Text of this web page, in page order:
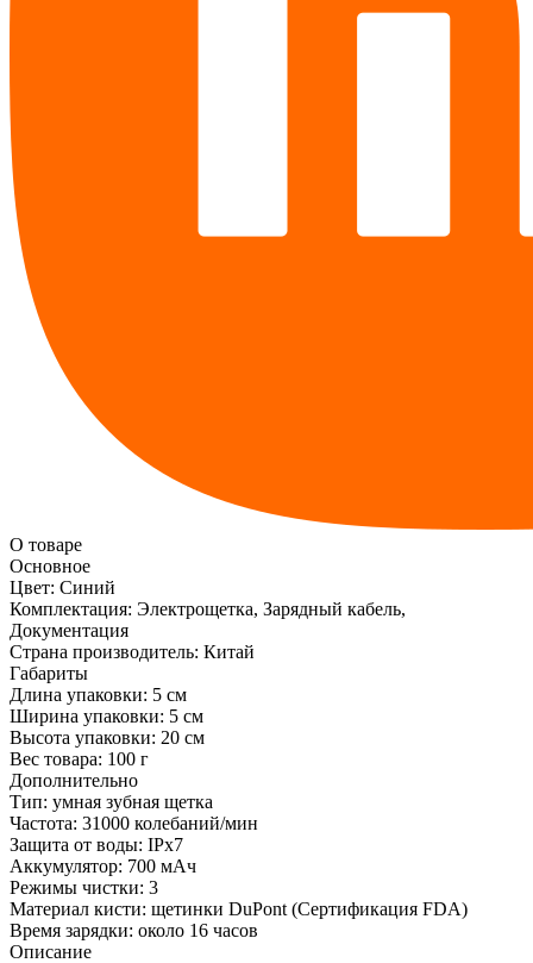
О товаре
Основное
Цвет: Синий
Комплектация: Электрощетка, Зарядный кабель,
Документация
Страна производитель: Китай
Габариты
Длина упаковки: 5 см
Ширина упаковки: 5 см
Высота упаковки: 20 см
Вес товара: 100 г
Дополнительно
Тип: умная зубная щетка
Частота: 31000 колебаний/мин
Защита от воды: IPx7
Аккумулятор: 700 мАч
Режимы чистки: 3
Материал кисти: щетинки DuPont (Сертификация FDA)
Время зарядки: около 16 часов
Описание